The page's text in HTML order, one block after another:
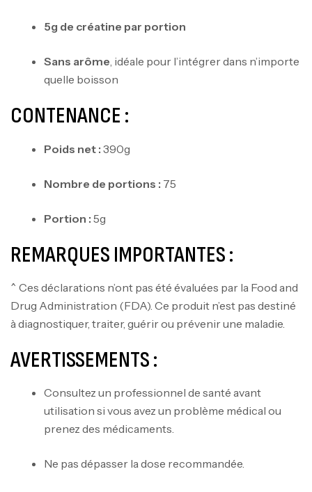
5g de créatine par portion
Sans arôme, idéale pour l’intégrer dans n’importe
quelle boisson
CONTENANCE :
Poids net : 390g
Nombre de portions : 75
Portion : 5g
REMARQUES IMPORTANTES :
^ Ces déclarations n’ont pas été évaluées par la Food and
Drug Administration (FDA). Ce produit n’est pas destiné
à diagnostiquer, traiter, guérir ou prévenir une maladie.
AVERTISSEMENTS :
Consultez un professionnel de santé avant
utilisation si vous avez un problème médical ou
prenez des médicaments.
Ne pas dépasser la dose recommandée.